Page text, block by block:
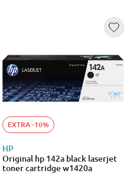
EXTRA -10%
HP
Original hp 142a black laserjet
toner cartridge w1420a